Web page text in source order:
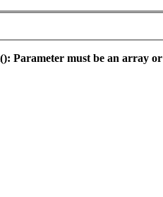
Parameter must be an array